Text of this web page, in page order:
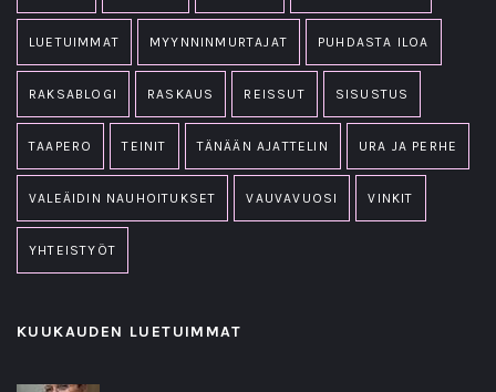
LUETUIMMAT MYYNNINMURTAJAT PUHDASTA ILOA
RAKSABLOGI RASKAUS REISSUT SISUSTUS
TAAPERO TEINIT TÄNÄÄN AJATTELIN URA JA PERHE
VALEÄIDIN NAUHOITUKSET VAUVAVUOSI VINKIT
YHTEISTYÖT
KUUKAUDEN LUETUIMMAT